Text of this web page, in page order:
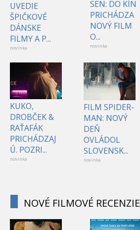
UVEDIE
ŠPIČKOVÉ
DÁNSKE
FILMY A P...
novinka
SEN: DO KÍN
PRICHÁDZA
NOVÝ FILM
O...
novinka
KUKO,
DROBČEK &
RAŤAFÁK
PRICHÁDZAJ
Ú. POZRI...
novinka
FILM SPIDER-
MAN: NOVÝ
DEŇ
OVLÁDOL
SLOVENSK...
novinka
NOVÉ FILMOVÉ RECENZIE